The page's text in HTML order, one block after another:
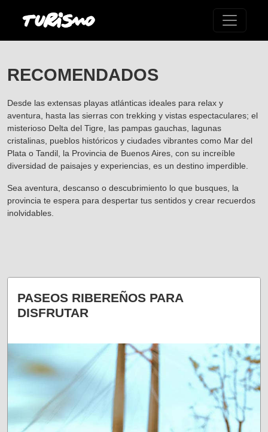
RECOMENDADOS
Desde las extensas playas atlánticas ideales para relax y
aventura, hasta las sierras con trekking y vistas espectaculares; el
misterioso Delta del Tigre, las pampas gauchas, lagunas
cristalinas, pueblos históricos y ciudades vibrantes como Mar del
Plata o Tandil, la Provincia de Buenos Aires, con su increíble
diversidad de paisajes y experiencias, es un destino imperdible.
Sea aventura, descanso o descubrimiento lo que busques, la
provincia te espera para despertar tus sentidos y crear recuerdos
inolvidables.
PASEOS RIBEREÑOS PARA
DISFRUTAR